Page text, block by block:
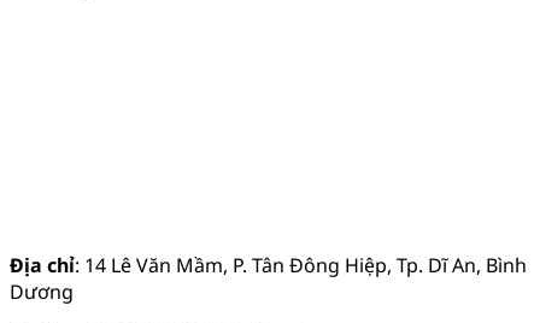
Địa chỉ: 14 Lê Văn Mầm, P. Tân Đông Hiệp, Tp. Dĩ An, Bình
Dương